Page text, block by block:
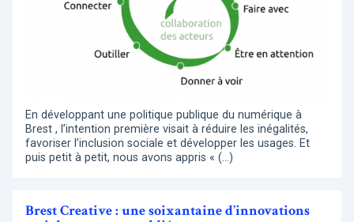
En développant une politique publique du numérique à
Brest , l’intention première visait à réduire les inégalités,
favoriser l’inclusion sociale et développer les usages. Et
puis petit à petit, nous avons appris « (…)
Brest Creative : une soixantaine d’innovations